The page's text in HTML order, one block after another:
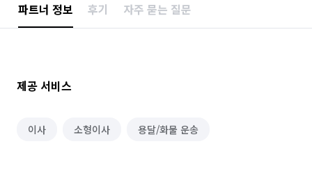
파트너 정보 후기 자주 묻는 질문
제공 서비스
이사 소형이사 용달/화물 운송